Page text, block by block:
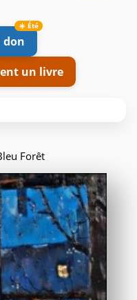
don
un livre
Forêt